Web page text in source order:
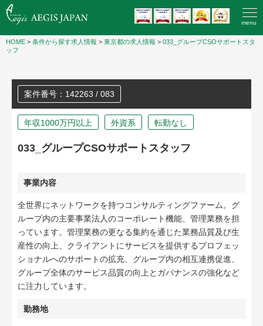
menu
HOME > 条件から探す求人情報 > 東京都の求人情報 > 033_グループCSOサポートスタ
ッフ
案件番号：142263 / 083
年収1000万円以上 外資系 転勤なし
033_グループCSOサポートスタッフ
事業内容
全世界にネットワークを持つコンサルティングファーム。グ
ループ内の主要事業法人のコーポレート機能、管理業務を担
っています。管理業務の更なる集約を通じた業務品質及び生
産性の向上、クライアントにサービスを提供するプロフェッ
ショナルへのサポートの拡充、グループ内の相互連携促進、
グループ全体のサービス品質の向上とガバナンスの強化など
に注力しています。
勤務地